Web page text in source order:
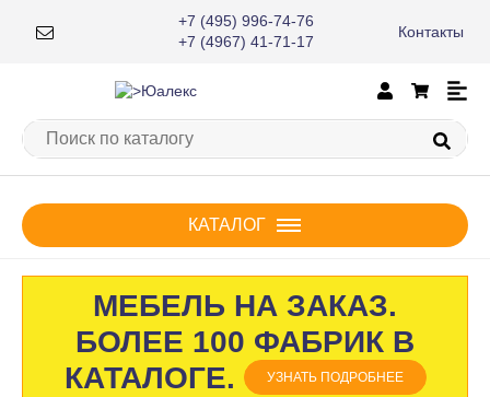
+7 (495) 996-74-76
+7 (4967) 41-71-17
Контакты
КАТАЛОГ
МЕБЕЛЬ НА ЗАКАЗ.
БОЛЕЕ 100 ФАБРИК В
КАТАЛОГЕ.
УЗНАТЬ ПОДРОБНЕЕ